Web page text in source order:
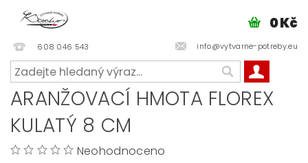
608 046 543 info@vytvarne-potreby.eu
0 Kč
ARANŽOVACÍ HMOTA FLOREX
KULATÝ 8 CM
Neohodnoceno